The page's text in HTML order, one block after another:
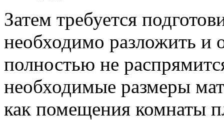
Затем требуется
необходимо разложить и
полностью не
необходимые размеры
как помещения комнаты